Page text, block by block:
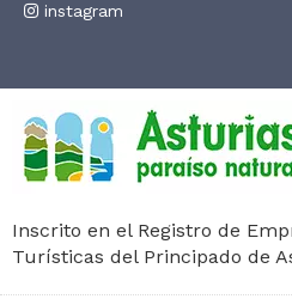
instagram
Inscrito en el Registro de
Turísticas del Principado de